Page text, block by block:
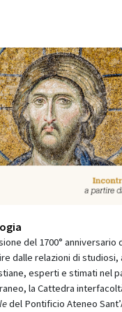
del 1700° anniversario
dalle relazioni di
esperti e stimati nel
la Cattedra
del Pontificio Ateneo